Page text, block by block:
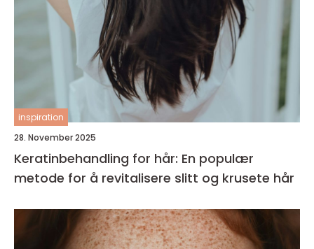
inspiration
28. November 2025
Keratinbehandling for hår: En populær
metode for å revitalisere slitt og krusete hår